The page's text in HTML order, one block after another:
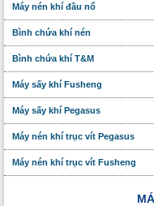
Máy nén khí đầu nổ
Bình chứa khí nén
Bình chứa khí T&M
Máy sấy khí Fusheng
Máy sấy khí Pegasus
Máy nén khí trục vít Pegasus
Máy nén khí trục vít Fusheng